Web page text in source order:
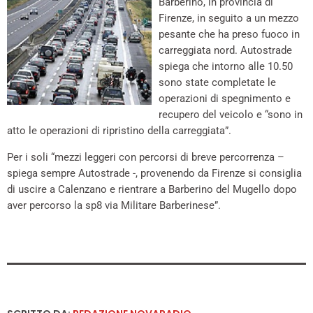
Firenze, in seguito a un mezzo
pesante che ha preso fuoco in
carreggiata nord. Autostrade
spiega che intorno alle 10.50
sono state completate le
operazioni di spegnimento e
recupero del veicolo e “sono in
atto le operazioni di ripristino della carreggiata”.
Per i soli “mezzi leggeri con percorsi di breve percorrenza –
spiega sempre Autostrade -, provenendo da Firenze si consiglia
di uscire a Calenzano e rientrare a Barberino del Mugello dopo
aver percorso la sp8 via Militare Barberinese”.